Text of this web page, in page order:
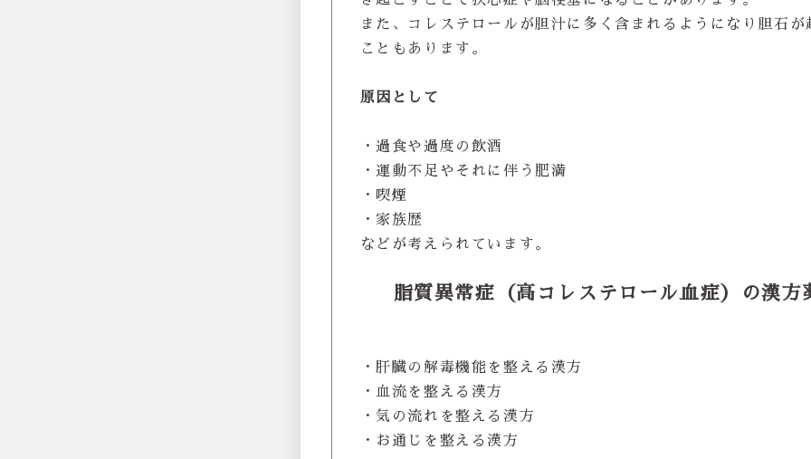
また、コレステロールが胆汁に多く含まれるようになり胆石が
こともあります。
原因として
・過食や過度の飲酒
・運動不足やそれに伴う肥満
・喫煙
・家族歴
などが考えられています。
脂質異常症（高コレステロール血症）の漢方
・肝臓の解毒機能を整える漢方
・血流を整える漢方
・気の流れを整える漢方
・お通じを整える漢方